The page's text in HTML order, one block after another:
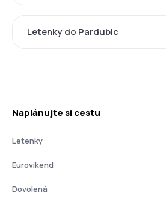
Letenky do Pardubic
Naplánujte si cestu
Letenky
Eurovíkend
Dovolená